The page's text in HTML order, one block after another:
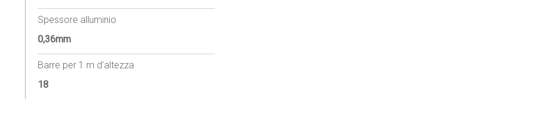
Spessore alluminio
0,36mm
Barre per 1 m d’altezza
18